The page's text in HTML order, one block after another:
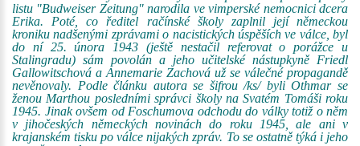
listu "Budweiser Zeitung" narodila ve vimperské nemocnici dcera
Erika. Poté, co ředitel račínské školy zaplnil její německou
kroniku nadšenými zprávami o nacistických úspěších ve válce, byl
do ní 25. února 1943 (ještě nestačil referovat o porážce u
Stalingradu) sám povolán a jeho učitelské nástupkyně Friedl
Gallowitschová a Annemarie Zachová už se válečné propagandě
nevěnovaly. Podle článku autora se šifrou /ks/ byli Othmar se
ženou Marthou posledními správci školy na Svatém Tomáši roku
1945. Jinak ovšem od Foschumova odchodu do války totiž o něm
v jihočeských německých novinách do roku 1945, ale ani v
krajanském tisku po válce nijakých zpráv. To se ostatně týká i jeho